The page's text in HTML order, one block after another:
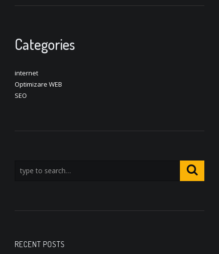
Categories
internet
Optimizare WEB
SEO
RECENT POSTS